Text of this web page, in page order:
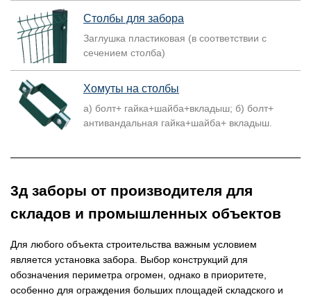
Столбы для забора
Заглушка пластиковая (в соответствии с
сечением столба)
Хомуты на столбы
а) болт+ гайка+шайба+вкладыш; б) болт+
антивандальная гайка+шайба+ вкладыш.
3д заборы от производителя для
складов и промышленных объектов
Для любого объекта строительства важным условием
является установка забора. Выбор конструкций для
обозначения периметра огромен, однако в приоритете,
особенно для ограждения больших площадей складского и